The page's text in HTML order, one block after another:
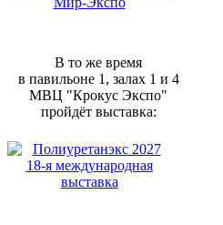
В то же время
в павильоне 1, залах 1 и 4
МВЦ "Крокус Экспо"
пройдёт выставка: